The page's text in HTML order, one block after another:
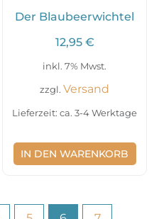
Der Blaubeerwichtel
12,95 €
inkl. 7% Mwst.
zzgl. Versand
Lieferzeit: ca. 3-4 Werktage
IN DEN WARENKORB